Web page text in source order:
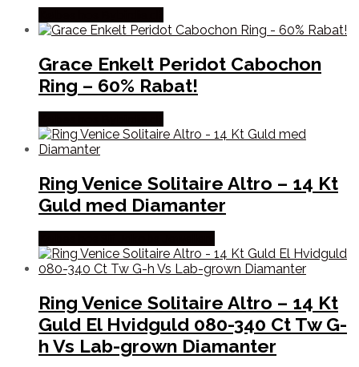
Grace Enkelt Peridot Cabochon
Ring – 60% Rabat!
Ring Venice Solitaire Altro – 14 Kt
Guld med Diamanter
Ring Venice Solitaire Altro – 14 Kt
Guld El Hvidguld 080-340 Ct Tw G-
h Vs Lab-grown Diamanter